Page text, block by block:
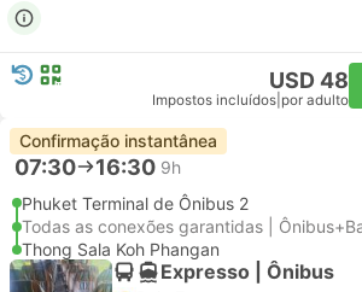
USD 48
Impostos incluídos por adulto
Confirmação instantânea
07:30 16:30 9h
Phuket Terminal de Ônibus 2
Todas as conexões garantidas |
Thong Sala Koh Phangan
Expresso | Ônibus